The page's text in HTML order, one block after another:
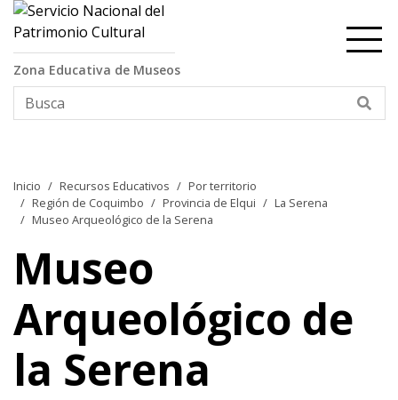
Contenido principal
Zona Educativa de Museos
Inicio Recursos Educativos
Por territorio
Región de Coquimbo
Provincia de Elqui
La Serena
Museo Arqueológico de la Serena
Museo
Arqueológico de
la Serena